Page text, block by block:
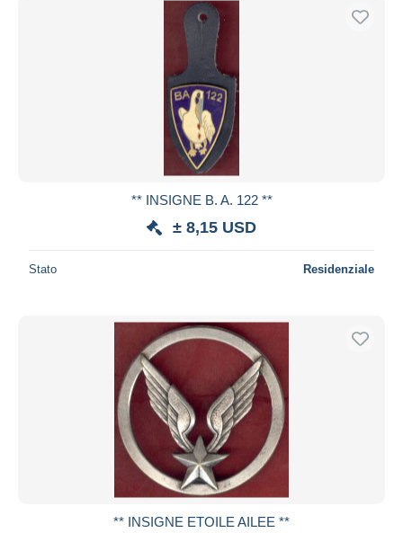
** INSIGNE B. A. 122 **
± 8,15 USD
Stato Residenziale
** INSIGNE ETOILE AILEE **